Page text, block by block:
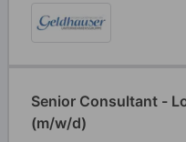
Senior Consultant -
(m/w/d)